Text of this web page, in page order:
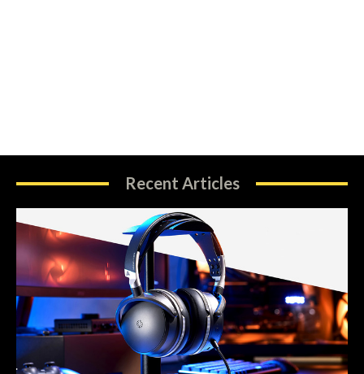
Recent Articles